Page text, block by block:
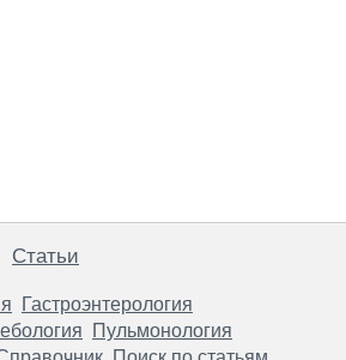
Статьи
Гастроэнтерология
Пульмонология